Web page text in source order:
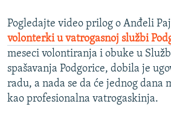
Pogledajte video prilog o Anđeli
volonterki u vatrogasnoj službi
meseci volontiranja i obuke u
spašavanja Podgorice, dobila je
radu, a nada se da će jednog dana
kao profesionalna vatrogaskinja.